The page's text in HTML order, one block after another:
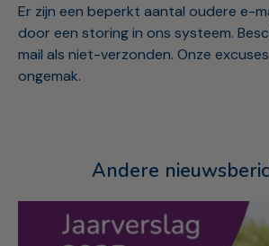
Er zijn een beperkt aantal oudere e-
door een storing in ons systeem.
mail als niet-verzonden. Onze
ongemak.
Andere